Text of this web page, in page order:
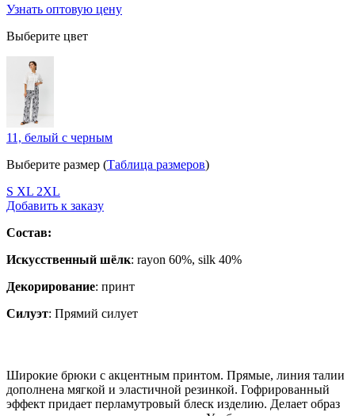
Узнать оптовую цену
Выберите цвет
11, белый с черным
Выберите размер (Таблица размеров)
S XL 2XL
Добавить к заказу
Состав:
Искусственный шёлк: rayon 60%, silk 40%
Декорирование: принт
Силуэт: Прямий силует
Широкие брюки с акцентным принтом. Прямые, линия талии
дополнена мягкой и эластичной резинкой. Гофрированный
эффект придает перламутровый блеск изделию. Делает образ